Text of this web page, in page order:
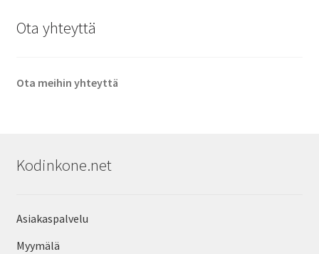
Ota yhteyttä
Ota meihin yhteyttä
Kodinkone.net
Asiakaspalvelu
Myymälä